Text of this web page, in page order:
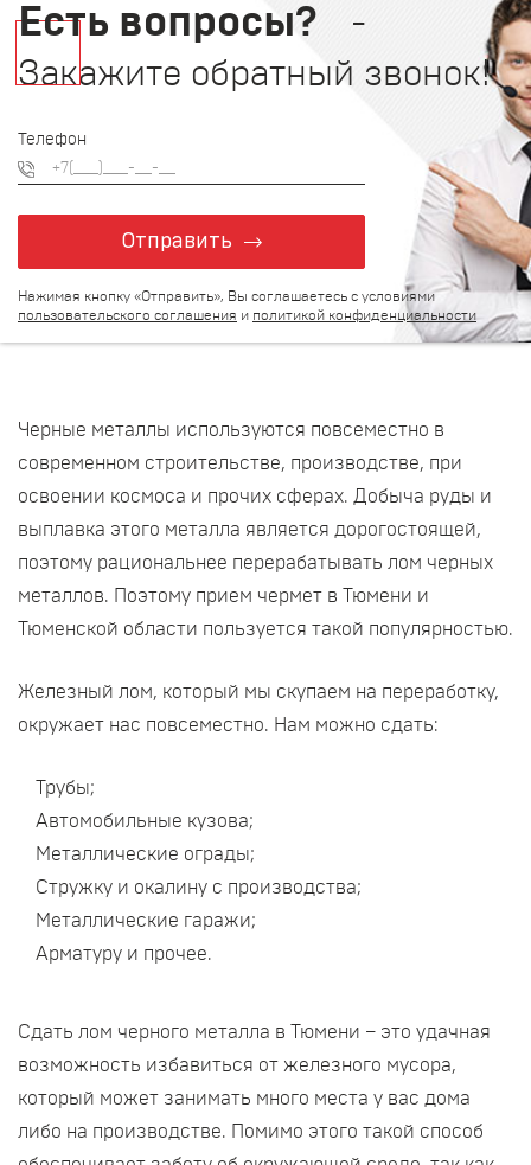
Есть вопросы?
-
Закажите обратный звонок!
Телефон
Отправить
Нажимая кнопку «Отправить», Вы соглашаетесь с условиями
пользовательского соглашения и политикой конфиденциальности
Черные металлы используются повсеместно в
современном строительстве, производстве, при
освоении космоса и прочих сферах. Добыча руды и
выплавка этого металла является дорогостоящей,
поэтому рациональнее перерабатывать лом черных
металлов. Поэтому прием чермет в Тюмени и
Тюменской области пользуется такой популярностью.
Железный лом, который мы скупаем на переработку,
окружает нас повсеместно. Нам можно сдать:
Трубы;
Автомобильные кузова;
Металлические ограды;
Стружку и окалину с производства;
Металлические гаражи;
Арматуру и прочее.
Сдать лом черного металла в Тюмени – это удачная
возможность избавиться от железного мусора,
который может занимать много места у вас дома
либо на производстве. Помимо этого такой способ